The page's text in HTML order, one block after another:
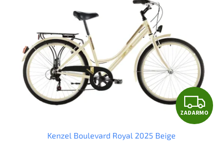
Z
A
ZADARMO
Kenzel Boulevard Royal 2025 Beige